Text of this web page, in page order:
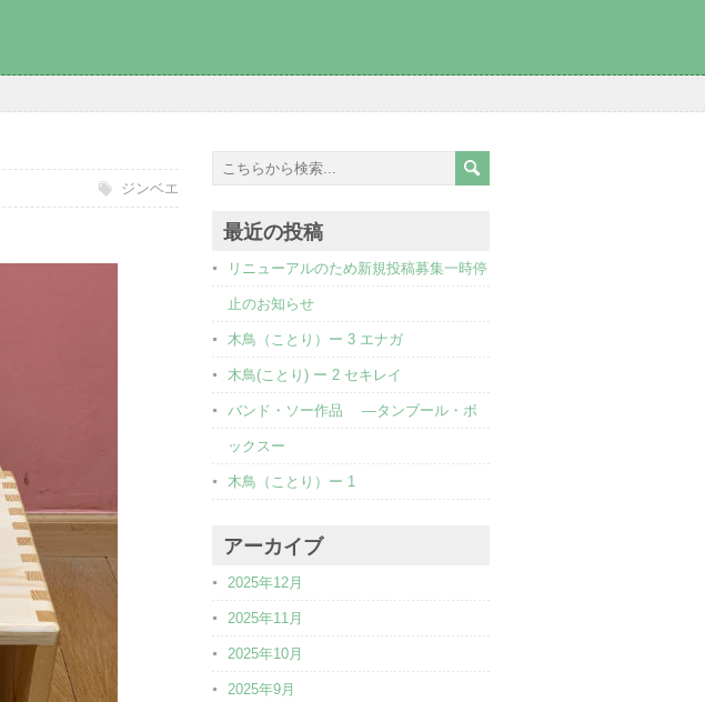
ジンベエ
最近の投稿
リニューアルのため新規投稿募集一時停
止のお知らせ
木鳥（ことり）ー 3 エナガ
木鳥(ことり) ー 2 セキレイ
バンド・ソー作品 ―タンブール・ボ
ックスー
木鳥（ことり）ー 1
アーカイブ
2025年12月
2025年11月
2025年10月
2025年9月